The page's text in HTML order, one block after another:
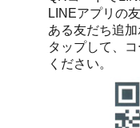
LINEアプリの
ある友だち追
タップして、
ください。